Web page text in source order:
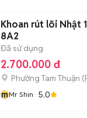
Khoan rút lõi Nhật
8A2
Đã sử dụng
2.700.000 đ
Phường Tam Thuận (
mMr Shin 5.0